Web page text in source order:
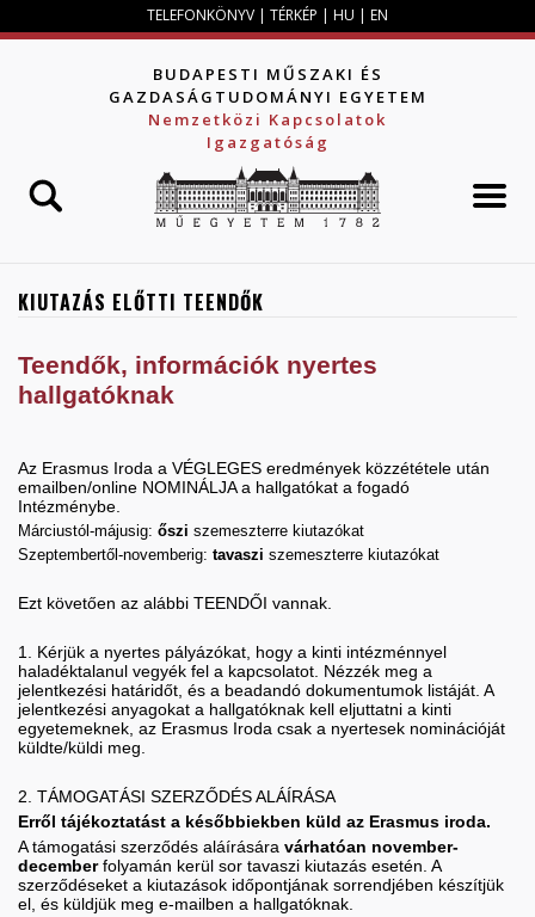
Jump to navigation
TELEFONKÖNYV | TÉRKÉP | HU | EN
BUDAPESTI MŰSZAKI ÉS
GAZDASÁGTUDOMÁNYI EGYETEM
Nemzetközi Kapcsolatok
Igazgatóság
KIUTAZÁS ELŐTTI TEENDŐK
Teendők, információk nyertes
hallgatóknak
Az Erasmus Iroda a VÉGLEGES eredmények közzététele után
emailben/online NOMINÁLJA a hallgatókat a fogadó
Intézménybe.
Márciustól-májusig: őszi szemeszterre kiutazókat
Szeptembertől-novemberig: tavaszi szemeszterre kiutazókat
Ezt követően az alábbi TEENDŐI vannak.
1. Kérjük a nyertes pályázókat, hogy a kinti intézménnyel
haladéktalanul vegyék fel a kapcsolatot. Nézzék meg a
jelentkezési határidőt, és a beadandó dokumentumok listáját. A
jelentkezési anyagokat a hallgatóknak kell eljuttatni a kinti
egyetemeknek, az Erasmus Iroda csak a nyertesek nominációját
küldte/küldi meg.
2. TÁMOGATÁSI SZERZŐDÉS ALÁÍRÁSA
Erről tájékoztatást a későbbiekben küld az Erasmus iroda.
A támogatási szerződés aláírására várhatóan november-
decemberfolyamán kerül sor tavaszi kiutazás esetén. A
szerződéseket a kiutazások időpontjának sorrendjében készítjük
el, és küldjük meg e-mailben a hallgatóknak.